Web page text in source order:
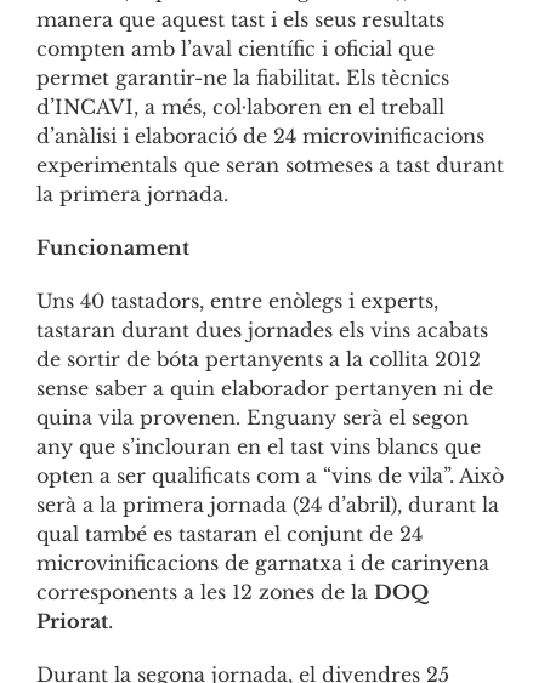
manera que aquest tast i els seus resultats
compten amb l’aval científic i oficial que
permet garantir-ne la fiabilitat. Els tècnics
d’INCAVI, a més, col·laboren en el treball
d’anàlisi i elaboració de 24 microvinificacions
experimentals que seran sotmeses a tast durant
la primera jornada.
Funcionament
Uns 40 tastadors, entre enòlegs i experts,
tastaran durant dues jornades els vins acabats
de sortir de bóta pertanyents a la collita 2012
sense saber a quin elaborador pertanyen ni de
quina vila provenen. Enguany serà el segon
any que s’inclouran en el tast vins blancs que
opten a ser qualificats com a “vins de vila”. Això
serà a la primera jornada (24 d’abril), durant la
qual també es tastaran el conjunt de 24
microvinificacions de garnatxa i de carinyena
corresponents a les 12 zones de la DOQ
Priorat.
Durant la segona jornada, el divendres 25